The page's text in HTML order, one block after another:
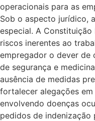
operacionais para as
Sob o aspecto jurídico,
especial. A Constituição
riscos inerentes ao
empregador o dever de
de segurança e
ausência de medidas
fortalecer alegações
envolvendo doenças
pedidos de indenização